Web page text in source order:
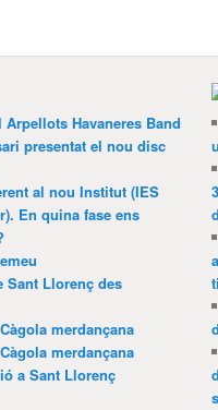
Havaneres Band
presentat el nou disc
al nou Institut (IES
En quina fase ens
Sant Llorenç des
merdançana
merdançana
a Sant Llorenç